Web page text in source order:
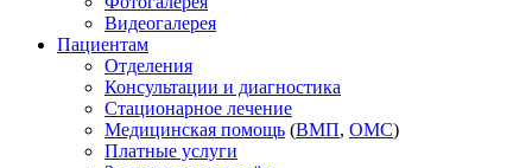
Видеогалерея
Пациентам
Отделения
Консультации и диагностика
Стационарное лечение
Медицинская помощь (ВМП, ОМС)
Платные услуги